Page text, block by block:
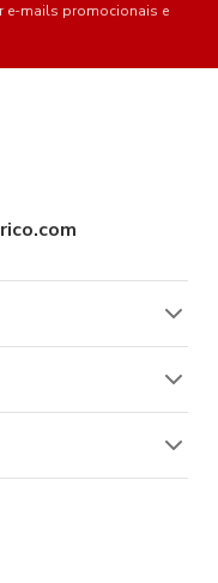
e-mails promocionais e